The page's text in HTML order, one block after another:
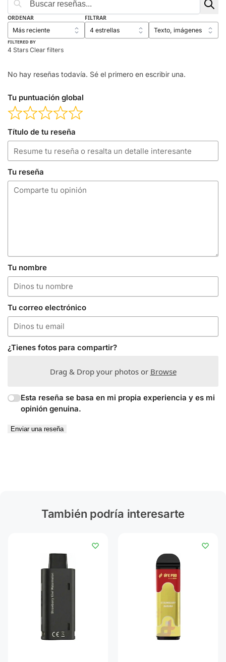
ORDENAR FILTRAR
FILTERED BY
4 Stars Clear filters
No hay reseñas todavía. Sé el primero en escribir una.
Tu puntuación global
Título de tu reseña
Tu reseña
Tu nombre
Tu correo electrónico
¿Tienes fotos para compartir?
Drag & Drop your photos or Browse
Esta reseña se basa en mi propia experiencia y es mi
opinión genuina.
Enviar una reseña
También podría interesarte